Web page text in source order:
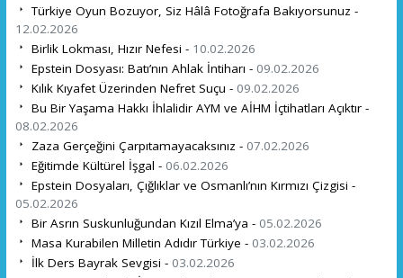
Türkiye Oyun Bozuyor, Siz Hâlâ Fotoğrafa Bakıyorsunuz -
12.02.2026
Birlik Lokması, Hızır Nefesi - 10.02.2026
Epstein Dosyası: Batı’nın Ahlak İntiharı - 09.02.2026
Kılık Kıyafet Üzerinden Nefret Suçu - 09.02.2026
Bu Bir Yaşama Hakkı İhlalidir AYM ve AİHM İçtihatları Açıktır -
08.02.2026
Zaza Gerçeğini Çarpıtamayacaksınız - 07.02.2026
Eğitimde Kültürel İşgal - 06.02.2026
Epstein Dosyaları, Çığlıklar ve Osmanlı’nın Kırmızı Çizgisi -
05.02.2026
Bir Asrın Suskunluğundan Kızıl Elma’ya - 05.02.2026
Masa Kurabilen Milletin Adıdır Türkiye - 03.02.2026
İlk Ders Bayrak Sevgisi - 03.02.2026